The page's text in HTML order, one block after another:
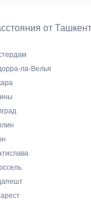
от
ла-Велья